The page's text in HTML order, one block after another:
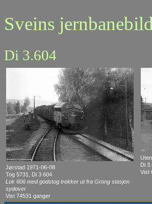
Sveins
Di 3.604
Jørstad 1971-06-08
Tog 5731, Di 3.604
Lok 606 med godstog trekker ut fra Grong stasjon
sydover
Vist 74531 ganger
Di
Vist